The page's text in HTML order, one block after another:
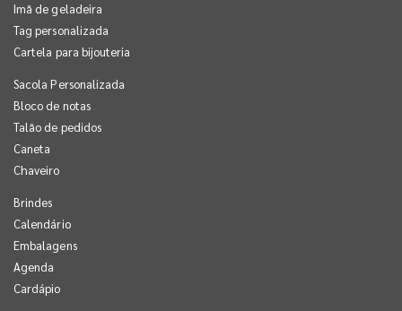
Imã de geladeira
Tag personalizada
Cartela para bijouteria
Sacola Personalizada
Bloco de notas
Talão de pedidos
Caneta
Chaveiro
Brindes
Calendário
Embalagens
Agenda
Cardápio